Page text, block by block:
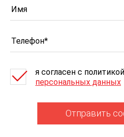
я согласен c политикой
персональных данных
Отправить